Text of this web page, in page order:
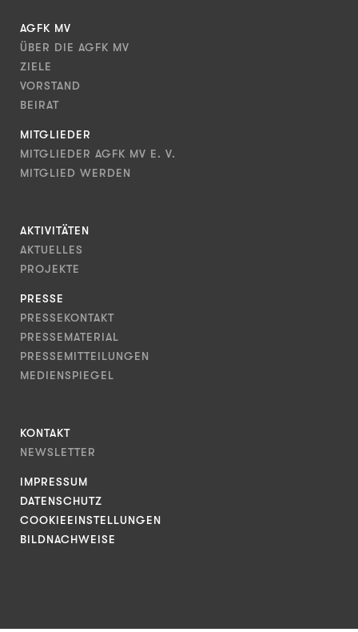
AGFK MV
ÜBER DIE AGFK MV
ZIELE
VORSTAND
BEIRAT
MITGLIEDER
MITGLIEDER AGFK MV E. V.
MITGLIED WERDEN
AKTIVITÄTEN
AKTUELLES
PROJEKTE
PRESSE
PRESSEKONTAKT
PRESSEMATERIAL
PRESSEMITTEILUNGEN
MEDIENSPIEGEL
KONTAKT
NEWSLETTER
IMPRESSUM
DATENSCHUTZ
COOKIEEINSTELLUNGEN
BILDNACHWEISE